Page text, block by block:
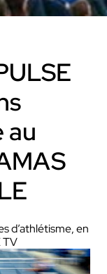
au
d’athlétisme, en
TV